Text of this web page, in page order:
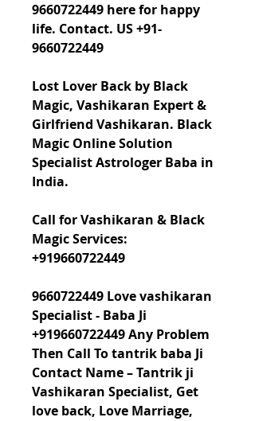
9660722449 here for happy
life. Contact. US +91-
9660722449
Lost Lover Back by Black
Magic, Vashikaran Expert &
Girlfriend Vashikaran. Black
Magic Online Solution
Specialist Astrologer Baba in
India.
Call for Vashikaran & Black
Magic Services:
+919660722449
9660722449 Love vashikaran
Specialist - Baba Ji
+919660722449 Any Problem
Then Call To tantrik baba Ji
Contact Name – Tantrik ji
Vashikaran Specialist, Get
love back, Love Marriage,